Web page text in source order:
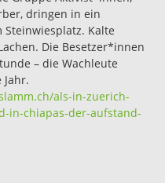
dringen in ein
Steinwiesplatz. Kalte
Die Besetzer*innen
– die Wachleute
als-in-zuerich-
in-chiapas-der-aufstand-